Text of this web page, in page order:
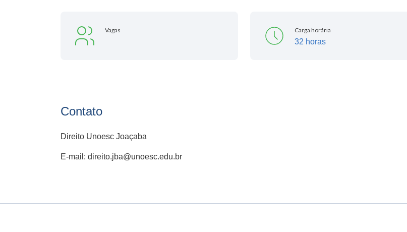
Vagas Carga horária
32 horas
Contato
Direito Unoesc Joaçaba
E-mail: direito.jba@unoesc.edu.br